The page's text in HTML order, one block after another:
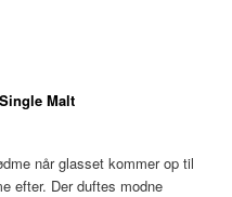
Malt
når glasset kommer op til
efter. Der duftes modne